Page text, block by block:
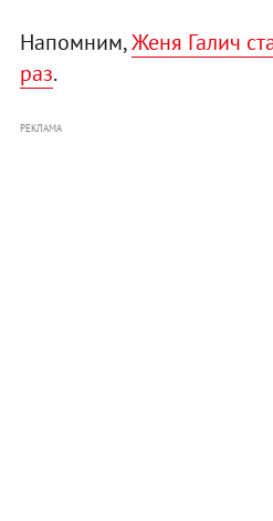
Напомним,Женя Галич
раз.
РЕКЛАМА